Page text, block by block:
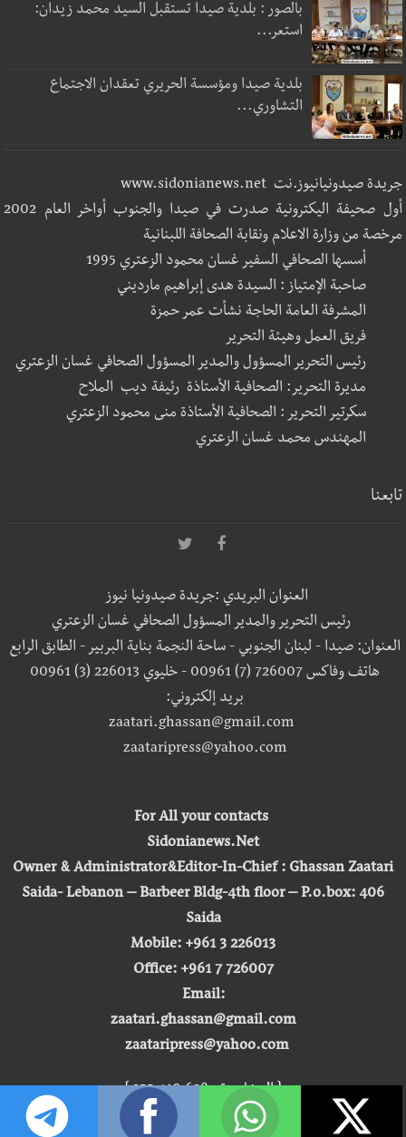
بالصور : بلدية صيدا تستقبل السيد محمد زيدان:
استعر...
بلدية صيدا ومؤسسة الحريري تعقدان الاجتماع
التشاوري...
جريدة صيدونيانيوز.نت www.sidonianews.net
أول صحيفة اليكترونية صدرت في صيدا والجنوب أواخر العام 2002
مرخصة من وزارة الاعلام ونقابة الصحافة اللبنانية
أسسها الصحافي السفير غسان محمود الزعتري 1995
صاحبة الإمتياز : السيدة هدى إبراهيم مارديني
المشرفة العامة الحاجة نشأت عمر حمزة
فريق العمل وهيئة التحرير
رئيس التحرير المسؤول والمدير المسؤول الصحافي غسان الزعتري
مديرة التحرير: الصحافية الأستاذة رئيفة ديب الملاح
سكرتير التحرير : الصحافية الأستاذة منى محمود الزعتري
المهندس محمد غسان الزعتري
تابعنا
العنوان البريدي :جريدة صيدونيا نيوز
رئيس التحرير والمدير المسؤول الصحافي غسان الزعتري
العنوان: صيدا - لبنان الجنوبي - ساحة النجمة بناية البربير - الطابق الرابع
هاتف وفاكس 726007 (7) 00961 - خليوي 226013 (3) 00961
بريد إلكتروني:
zaatari.ghassan@gmail.com
zaataripress@yahoo.com
For All your contacts
Sidonianews.Net
Owner & Administrator&Editor-In-Chief : Ghassan Zaatari
Saida- Lebanon – Barbeer Bldg-4th floor – P.o.box: 406
Saida
Mobile: +961 3 226013
Office: +961 7 726007
Email:
zaatari.ghassan@gmail.com
zaataripress@yahoo.com
[ المشاهدة : 255,410,628 ]
حق النشر © 2026 | صيدونيا نيوز |
تطوير شركة التكنولوجيا المفتوحة